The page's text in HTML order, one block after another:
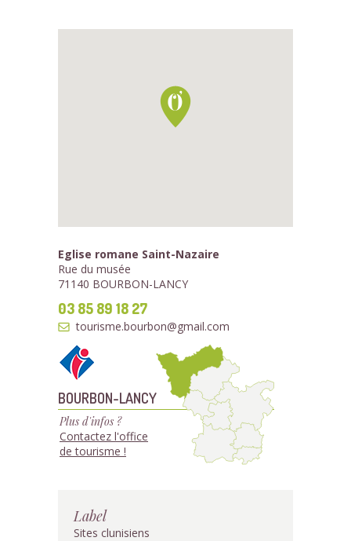
Eglise romane Saint-Nazaire
Rue du musée
71140 BOURBON-LANCY
03 85 89 18 27
tourisme.bourbon@gmail.com
BOURBON-LANCY
Plus d'infos ?
Contactez l'office
de tourisme !
Label
Sites clunisiens